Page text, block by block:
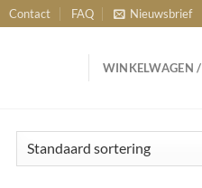
Contact FAQ Nieuwsbrief
WINKELWAGEN /